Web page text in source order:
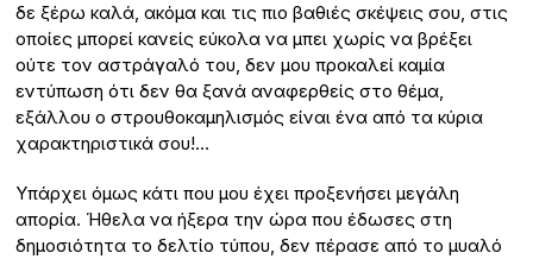
δε ξέρω καλά, ακόμα και τις πιο βαθιές σκέψεις σου, στις
οποίες μπορεί κανείς εύκολα να μπει χωρίς να βρέξει
ούτε τον αστράγαλό του, δεν μου προκαλεί καμία
εντύπωση ότι δεν θα ξανά αναφερθείς στο θέμα,
εξάλλου ο στρουθοκαμηλισμός είναι ένα από τα κύρια
χαρακτηριστικά σου!…
Υπάρχει όμως κάτι που μου έχει προξενήσει μεγάλη
απορία. Ήθελα να ήξερα την ώρα που έδωσες στη
δημοσιότητα το δελτίο τύπου, δεν πέρασε από το μυαλό